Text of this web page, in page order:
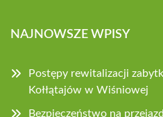
NAJNOWSZE WPISY
Postępy rewitalizacji
Kołłątajów w Wiśniowej
Bezpieczeństwo na